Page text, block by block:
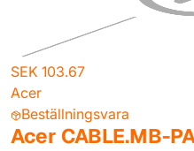
SEK 103.67
Acer
Beställningsvara
Acer CABLE.MB-